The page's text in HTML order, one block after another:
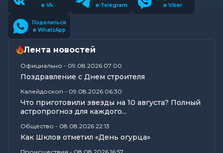
в Vk
в Telegram
в Viber
Поделиться
в WhatsApp
Лента новостей
Официально - 09.08.2026 07:00
Поздравление с Днем строителя
Калейдоскоп - 09.08.2026 06:30
Что приготовили звезды на 10 августа? Полный
астропрогноз для каждого...
Общество - 08.08.2026 22:13
Как Шклов отметил «День огурца»